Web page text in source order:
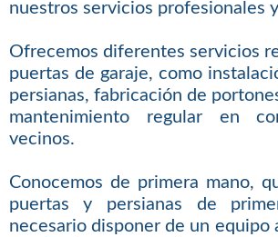
nuestros servicios profesionales
Ofrecemos diferentes servicios
puertas de garaje, como
persianas, fabricación de
mantenimiento regular en
vecinos.
Conocemos de primera mano,
puertas y persianas de
necesario disponer de un equipo